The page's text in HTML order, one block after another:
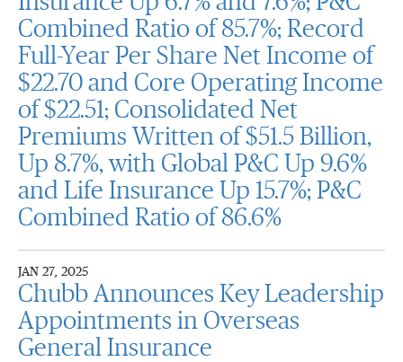
Combined Ratio of 85.7%; Record
Full-Year Per Share Net Income of
$22.70 and Core Operating Income
of $22.51; Consolidated Net
Premiums Written of $51.5 Billion,
Up 8.7%, with Global P&C Up 9.6%
and Life Insurance Up 15.7%; P&C
Combined Ratio of 86.6%
JAN 27, 2025
Chubb Announces Key Leadership
Appointments in Overseas
General Insurance